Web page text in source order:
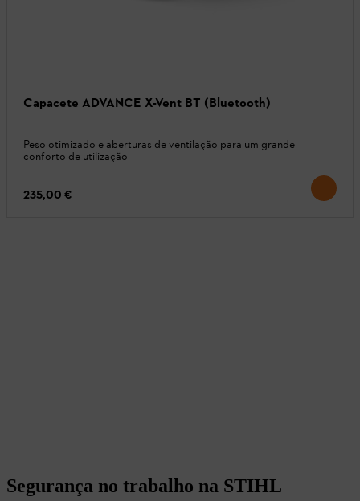
Capacete ADVANCE X-Vent BT (Bluetooth)
Peso otimizado e aberturas de ventilação para um grande
conforto de utilização
235,00 €
Segurança no trabalho na STIHL